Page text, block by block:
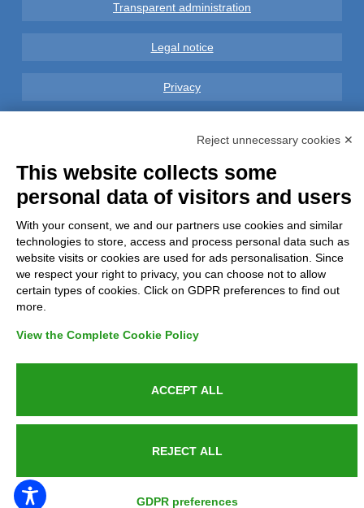
PUBLIC SERVICE ANNOUNCEMENT
Transparent administration
Legal notice
Privacy
Complaints
Refunds and Indemnities
Contacts
Azienda certificata UNI EN ISO 9001:2015
P.IVA 05538100727 - C.so Italia n.8 70123, BARI
Reject unnecessary cookies ✕
This website collects some
personal data of visitors and users
With your consent, we and our partners use cookies and similar
technologies to store, access and process personal data such as
website visits or cookies are used for ads personalisation. Since
we respect your right to privacy, you can choose not to allow
certain types of cookies. Click on GDPR preferences to find out
more.
View the Complete Cookie Policy
ACCEPT ALL
REJECT ALL
GDPR preferences